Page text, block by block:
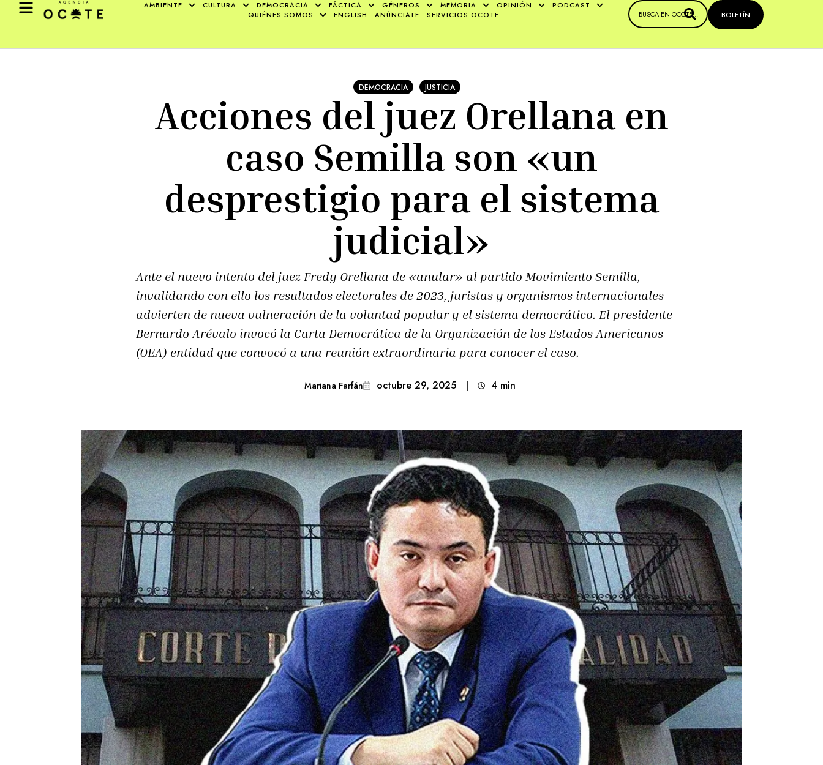
AMBIENTE CULTURA DEMOCRACIA FÁCTICA GÉNEROS MEMORIA OPINIÓN
PODCAST
QUIÉNES SOMOS
ENGLISH ANÚNCIATE SERVICIOS OCOTE BOLETÍN
DEMOCRACIA JUSTICIA
Acciones del juez Orellana en
caso Semilla son «un
desprestigio para el sistema
judicial»
Ante el nuevo intento del juez Fredy Orellana de «anular» al partido Movimiento Semilla,
invalidando con ello los resultados electorales de 2023, juristas y organismos internacionales
advierten de nueva vulneración de la voluntad popular y el sistema democrático. El presidente
Bernardo Arévalo invocó la Carta Democrática de la Organización de los Estados Americanos
(OEA) entidad que convocó a una reunión extraordinaria para conocer el caso.
Mariana Farfán octubre 29, 2025 | 4 min